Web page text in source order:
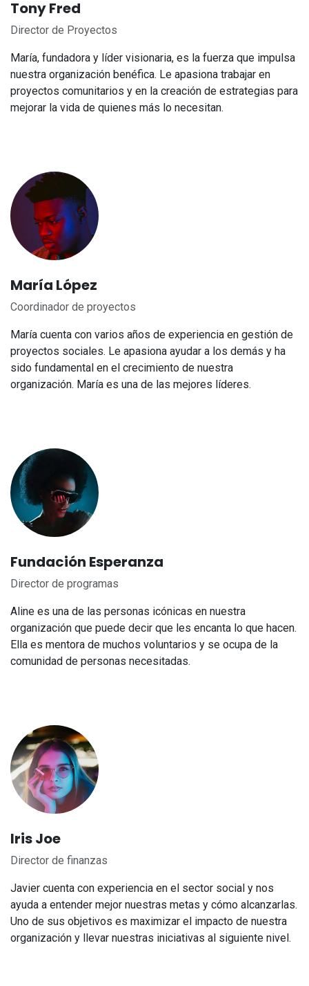
Tony Fred
Director de Proyectos
María, fundadora y líder visionaria, es la fuerza que impulsa
nuestra organización benéfica. Le apasiona trabajar en
proyectos comunitarios y en la creación de estrategias para
mejorar la vida de quienes más lo necesitan.
María López
Coordinador de proyectos
María cuenta con varios años de experiencia en gestión de
proyectos sociales. Le apasiona ayudar a los demás y ha
sido fundamental en el crecimiento de nuestra
organización. María es una de las mejores líderes.
Fundación Esperanza
Director de programas
Aline es una de las personas icónicas en nuestra
organización que puede decir que les encanta lo que hacen.
Ella es mentora de muchos voluntarios y se ocupa de la
comunidad de personas necesitadas.
Iris Joe
Director de finanzas
Javier cuenta con experiencia en el sector social y nos
ayuda a entender mejor nuestras metas y cómo alcanzarlas.
Uno de sus objetivos es maximizar el impacto de nuestra
organización y llevar nuestras iniciativas al siguiente nivel.